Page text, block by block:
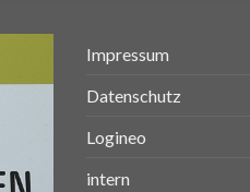
Impressum
Datenschutz
Logineo
intern